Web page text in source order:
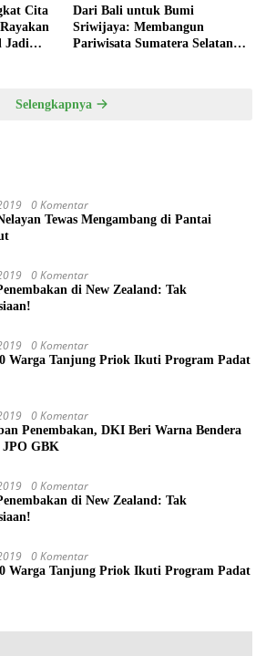
Cita
Jadi
Dari Bali untuk Bumi
Sriwijaya: Membangun
Pariwisata Sumatera Selatan
Selengkapnya
0 Komentar
Tewas Mengambang di Pantai
0 Komentar
di New Zealand: Tak
0 Komentar
Warga Tanjung Priok Ikuti Program Padat
0 Komentar
Penembakan, DKI Beri Warna Bendera
JPO GBK
0 Komentar
di New Zealand: Tak
0 Komentar
Warga Tanjung Priok Ikuti Program Padat